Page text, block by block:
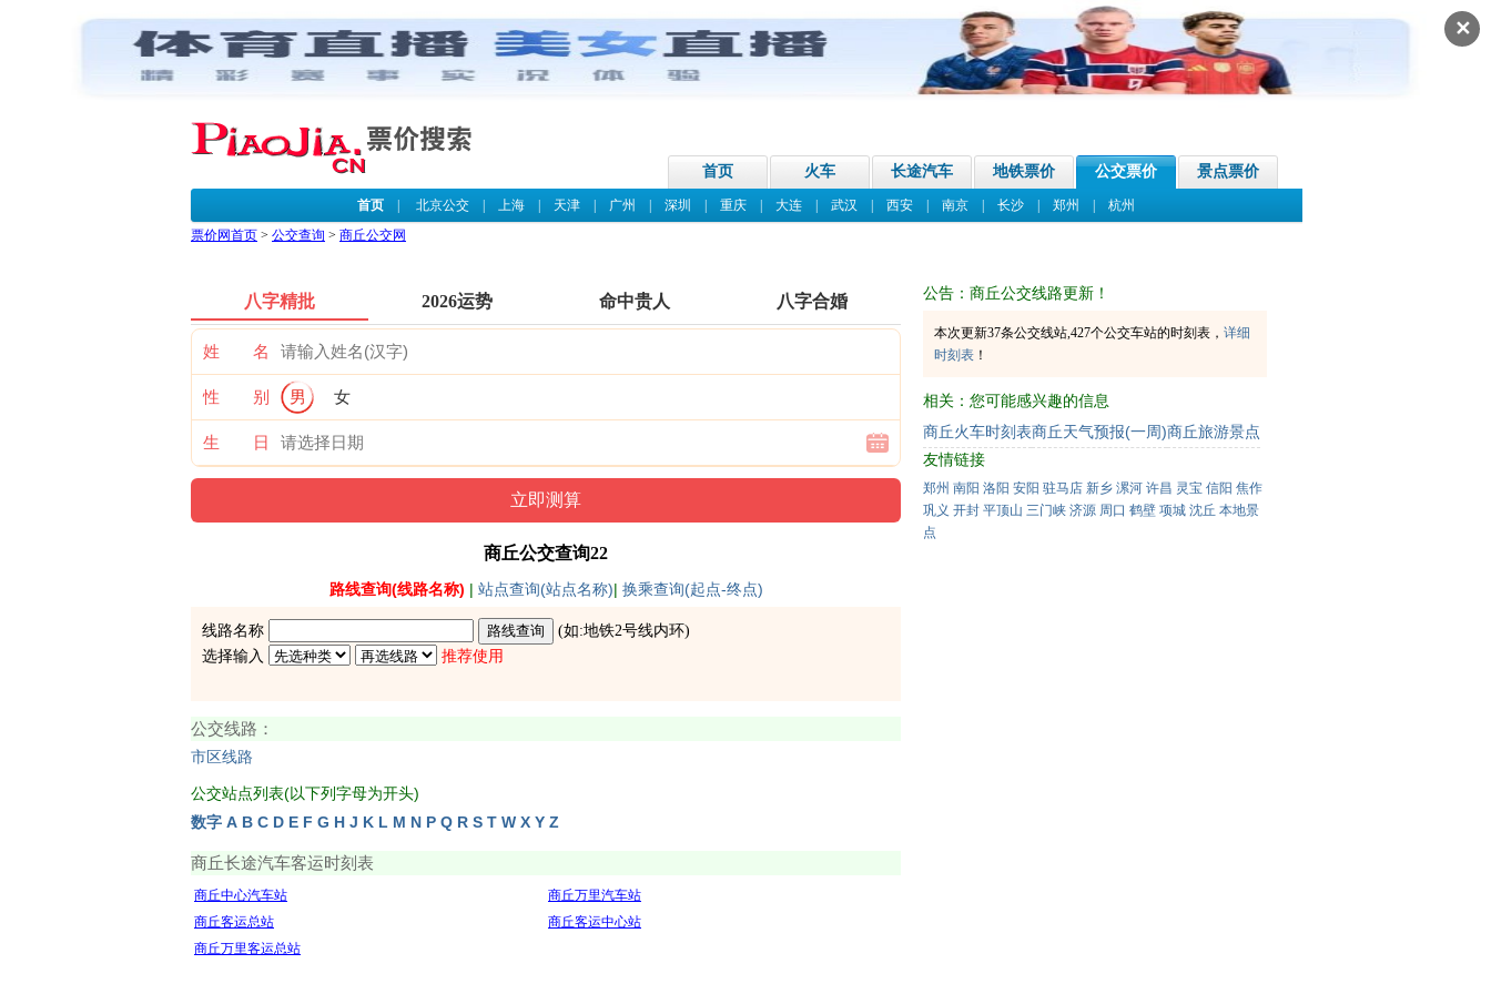
✕
首页 火车 长途汽车 地铁票价 公交票价 景点票价
首页| 北京公交| 上海| 天津| 广州 深圳 重庆| 大连| 武汉 西安| 南京| 长沙| 郑州
杭州
票价网首页 > 公交查询 > 商丘公交网
八字精批 2026运势 命中贵人 八字合婚
姓 名
性 别 男 女
生 日
商丘公交查询22
路线查询(线路名称) | 站点查询(站点名称)| 换乘查询(起点-终点)
线路名称 (如:地铁2号线内环)
选择输入
推荐使用
公交线路：
市区线路
公交站点列表(以下列字母为开头)
数字 A B C D E F G H J K L M N P Q R S T W X Y Z
商丘长途汽车客运时刻表
商丘中心汽车站
商丘万里汽车站
商丘客运总站
商丘客运中心站
商丘万里客运总站
公告：商丘公交线路更新！
本次更新37条公交线站,427个公交车站的时刻表， 详细
时刻表 ！
相关：您可能感兴趣的信息
商丘火车时刻表商丘天气预报(一周)商丘旅游景点
友情链接
郑州 南阳 洛阳 安阳 驻马店 新乡 漯河 许昌 灵宝 信阳 焦作
巩义 开封 平顶山 三门峡 济源 周口 鹤壁 项城 沈丘 本地景
点